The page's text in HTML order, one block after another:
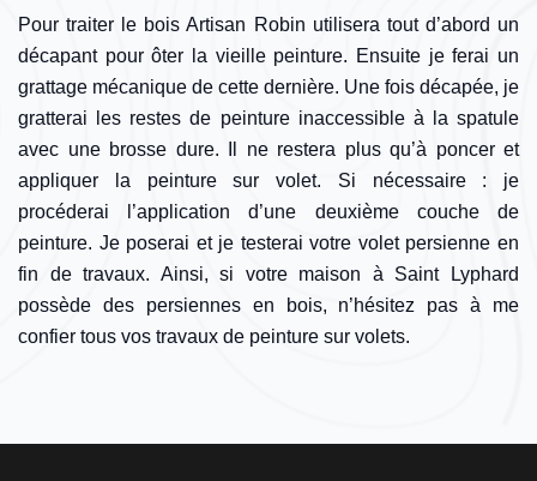
Pour traiter le bois Artisan Robin utilisera tout d’abord un
décapant pour ôter la vieille peinture. Ensuite je ferai un
grattage mécanique de cette dernière. Une fois décapée, je
gratterai les restes de peinture inaccessible à la spatule
avec une brosse dure. Il ne restera plus qu’à poncer et
appliquer la peinture sur volet. Si nécessaire : je
procéderai l’application d’une deuxième couche de
peinture. Je poserai et je testerai votre volet persienne en
fin de travaux. Ainsi, si votre maison à Saint Lyphard
possède des persiennes en bois, n’hésitez pas à me
confier tous vos travaux de peinture sur volets.